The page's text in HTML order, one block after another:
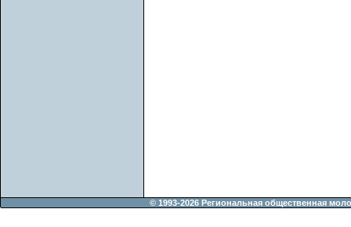
© 1993-2026 Региональная общественная